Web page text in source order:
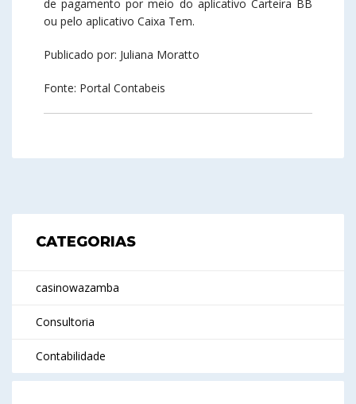
de pagamento por meio do aplicativo Carteira BB
ou pelo aplicativo Caixa Tem.
Publicado por: Juliana Moratto
Fonte: Portal Contabeis
CATEGORIAS
casinowazamba
Consultoria
Contabilidade